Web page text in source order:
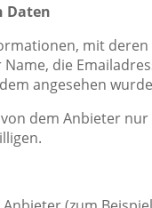
Daten
mit
die
angesehen
dem Anbieter